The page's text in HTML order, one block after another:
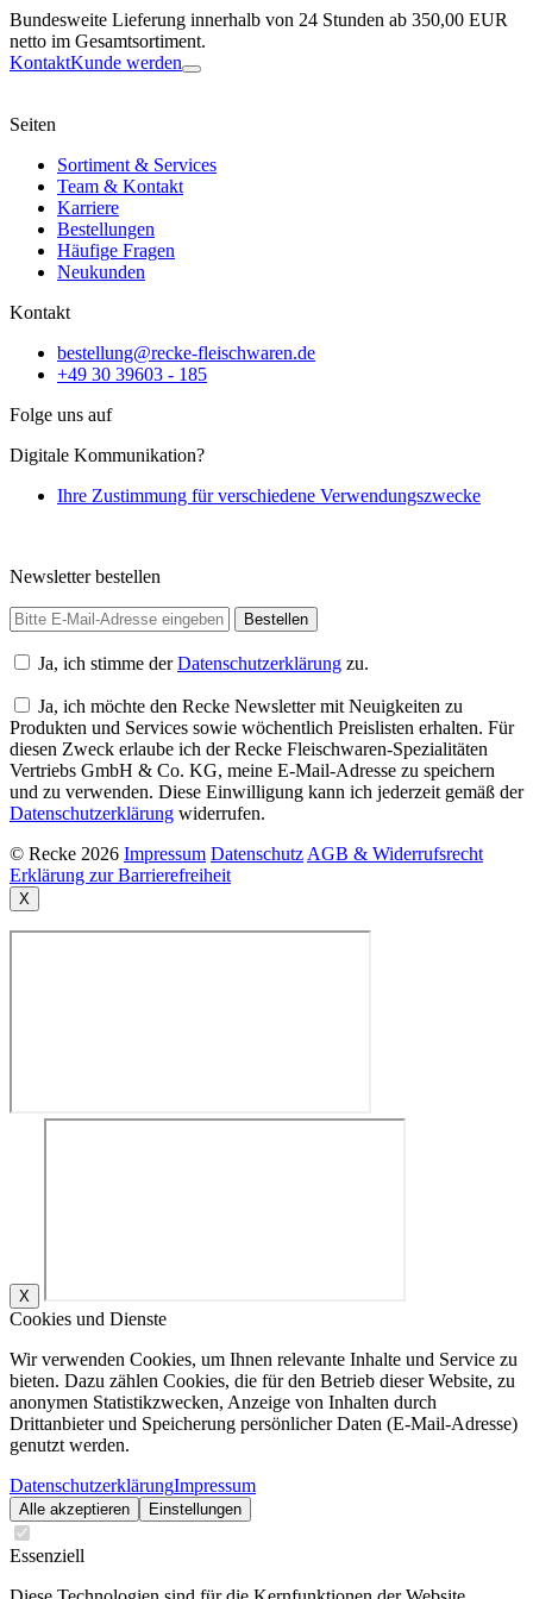
Bundesweite Lieferung innerhalb von 24 Stunden ab 350,00 EUR
netto im Gesamtsortiment.
KontaktKunde werden
Seiten
Sortiment & Services
Team & Kontakt
Karriere
Bestellungen
Häufige Fragen
Neukunden
Kontakt
bestellung@recke-fleischwaren.de
+49 30 39603 - 185
Folge uns auf
Digitale Kommunikation?
Ihre Zustimmung für verschiedene Verwendungszwecke
Newsletter bestellen
Ja, ich stimme derDatenschutzerklärung zu.
Ja, ich möchte den Recke Newsletter mit Neuigkeiten zu
Produkten und Services sowie wöchentlich Preislisten erhalten. Für
diesen Zweck erlaube ich der Recke Fleischwaren-Spezialitäten
Vertriebs GmbH & Co. KG, meine E-Mail-Adresse zu speichern
und zu verwenden. Diese Einwilligung kann ich jederzeit gemäß der
Datenschutzerklärung widerrufen.
© Recke 2026 Impressum Datenschutz AGB & Widerrufsrecht
Erklärung zur Barrierefreiheit
X
X
Cookies und Dienste
Wir verwenden Cookies, um Ihnen relevante Inhalte und Service zu
bieten. Dazu zählen Cookies, die für den Betrieb dieser Website, zu
anonymen Statistikzwecken, Anzeige von Inhalten durch
Drittanbieter und Speicherung persönlicher Daten (E-Mail-Adresse)
genutzt werden.
DatenschutzerklärungImpressum
Alle akzeptieren Einstellungen
Essenziell